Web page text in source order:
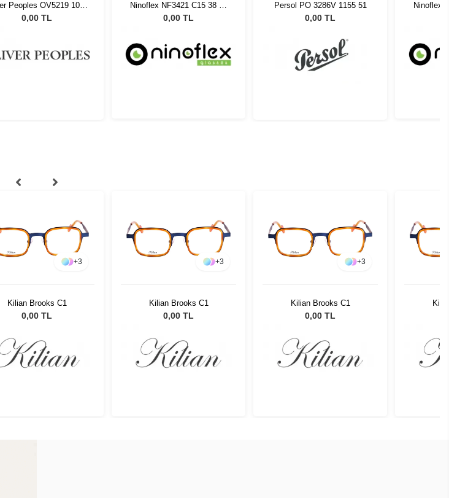
Peoples OV5219 1011
47
0,00 TL
Ninoflex NF3421 C15 38 14
128
0,00 TL
Persol PO 3286V 1155 51
0,00 TL
Ninoflex
+3
Kilian Brooks C1
0,00 TL
+3
Kilian Brooks C1
0,00 TL
+3
Kilian Brooks C1
0,00 TL